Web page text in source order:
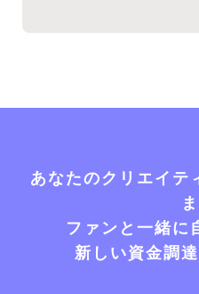
あなたのクリエイテ
ファンと一緒に
新しい資金調